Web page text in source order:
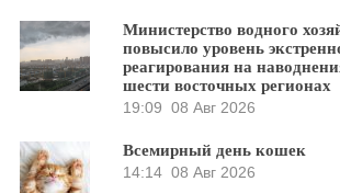
Министерство водного
повысило уровень
реагирования на
шести восточных регионах
19:09 08 Авг 2026
Всемирный день кошек
14:14 08 Авг 2026